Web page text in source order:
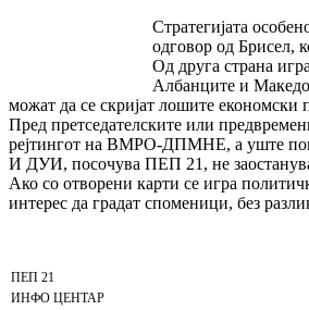
Стратегијата
одговор од Брисел,
Од друга страна
Албанците и
можат да се скријат лошите економски
Пред претседателските или
рејтингот на ВМРО-ДПМНЕ, а уште
И ДУИ, посочува ПЕП 21, не
Ако со отворени карти се игра
интерес да градат споменици, без
ПЕП 21
ИНФО ЦЕНТАР